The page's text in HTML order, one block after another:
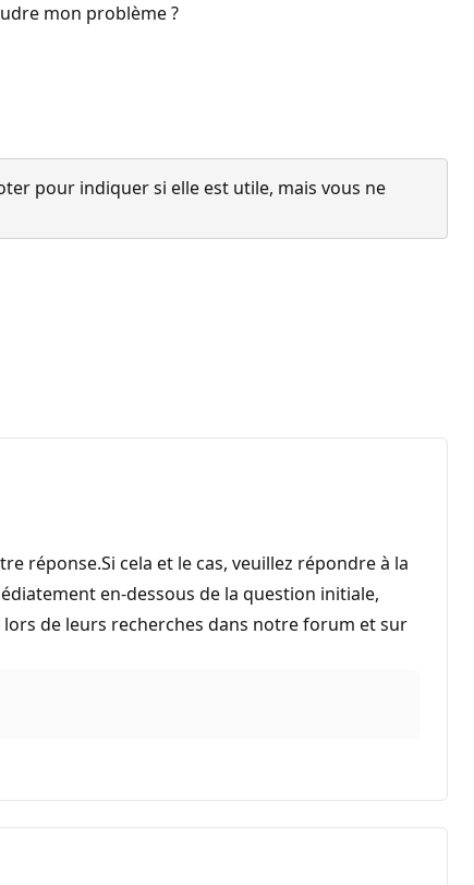
mon problème ?
pour indiquer si elle est utile, mais vous ne
réponse.Si cela et le cas, veuillez répondre à la
en-dessous de la question initiale,
de leurs recherches dans notre forum et sur